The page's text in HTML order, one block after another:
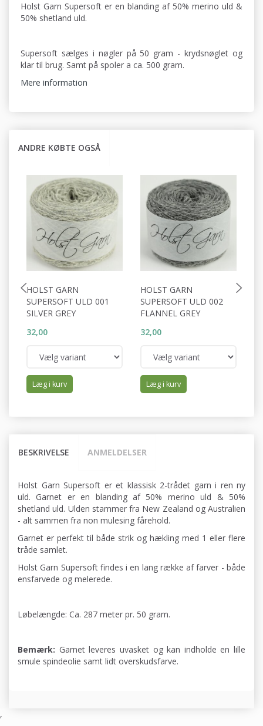
Holst Garn Supersoft er en blanding af 50% merino uld &
50% shetland uld.
Supersoft sælges i nøgler på 50 gram - krydsnøglet og
klar til brug. Samt på spoler a ca. 500 gram.
Mere information
ANDRE KØBTE OGSÅ
HOLST GARN
SUPERSOFT ULD 001
SILVER GREY
32,00
Læg i kurv
HOLST GARN
SUPERSOFT ULD 002
FLANNEL GREY
32,00
Læg i kurv
BESKRIVELSE ANMELDELSER
Holst Garn Supersoft er et klassisk 2-trådet garn i ren ny
uld. Garnet er en blanding af 50% merino uld & 50%
shetland uld. Ulden stammer fra New Zealand og Australien
- alt sammen fra non mulesing fårehold.
Garnet er perfekt til både strik og hækling med 1 eller flere
tråde samlet.
Holst Garn Supersoft findes i en lang række af farver - både
ensfarvede og melerede.
Løbelængde: Ca. 287 meter pr. 50 gram.
Bemærk: Garnet leveres uvasket og kan indholde en lille
smule spindeolie samt lidt overskudsfarve.
,